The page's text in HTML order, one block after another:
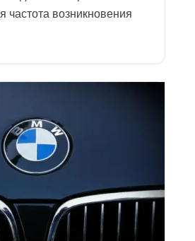
частота возникновения